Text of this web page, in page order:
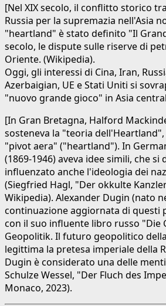
[Nel XIX secolo, il conflitto storico
Russia per la supremazia nell'Asia
"heartland" è stato definito "Il
secolo, le dispute sulle riserve di
Oriente. (Wikipedia).
Oggi, gli interessi di Cina, Iran,
Azerbaigian, UE e Stati Uniti si
"nuovo grande gioco" in Asia
[In Gran Bretagna, Halford
sosteneva la "teoria
"pivot aera" ("heartland"). In
(1869-1946) aveva idee simili, che si
influenzato anche l'ideologia dei
(Siegfried Hagl, "Der okkulte
Wikipedia). Alexander Dugin (nato
continuazione aggiornata di questi
con il suo influente libro russo "Die
Geopolitik. Il futuro geopolitico
legittima la pretesa imperiale della
Dugin è considerato una delle
Schulze Wessel, "Der Fluch des
Monaco, 2023).